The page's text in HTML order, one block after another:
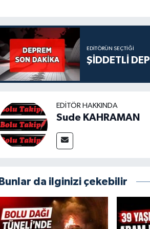
EDITÖRÜN SEÇTIĞI
ŞİDDETLİ
EDITÖR HAKKINDA
Sude KAHRAMAN
Bunlar da ilginizi çekebilir